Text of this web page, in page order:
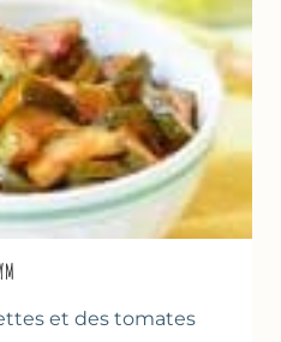
et des tomates